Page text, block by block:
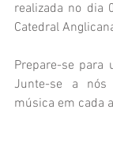
realizada no dia
Catedral
Prepare-se para
Junte-se a
música em cada